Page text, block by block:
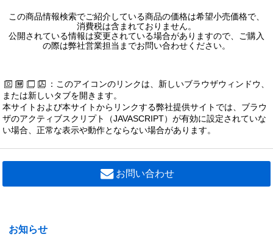
この商品情報検索でご紹介している商品の価格は希望小売価格で、
消費税は含まれておりません。
公開されている情報は変更されている場合がありますので、ご購入
の際は弊社営業担当までお問い合わせください。
：このアイコンのリンクは、新しいブラウザウィンドウ、
または新しいタブを開きます。
本サイトおよび本サイトからリンクする弊社提供サイトでは、ブラウ
ザのアクティブスクリプト（JAVASCRIPT）が有効に設定されていな
い場合、正常な表示や動作とならない場合があります。
お問い合わせ
お知らせ